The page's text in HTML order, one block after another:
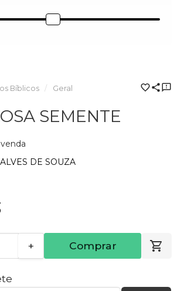
Bíblicos Geral
SEMENTE
ALVES DE SOUZA
+ Comprar